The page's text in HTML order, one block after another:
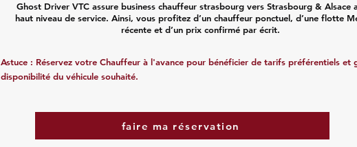
Ghost Driver VTC assure business chauffeur strasbourg vers Strasbourg & Alsace
haut niveau de service. Ainsi, vous profitez d’un chauffeur ponctuel, d’une flotte
récente et d’un prix confirmé par écrit.
Astuce : Réservez votre Chauffeur à l'avance pour bénéficier de tarifs préférentiels et
disponibilité du véhicule souhaité.
faire ma réservation